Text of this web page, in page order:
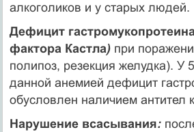
алкоголиков и у старых людей.
Дефицит
фактора Кастла)при
полипоз, резекция желудка). У
данной анемией дефицит
обусловлен наличием антител
Нарушение всасывания: